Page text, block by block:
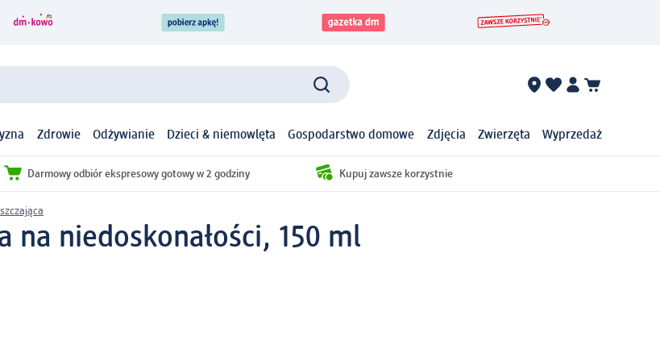
Zdrowie Odżywianie Dzieci & niemowlęta Gospodarstwo domowe Zdjęcia Zwierzęta Wyprzedaż
Darmowy odbiór ekspresowy gotowy w 2 godziny Kupuj zawsze korzystnie
na niedoskonałości, 150 ml